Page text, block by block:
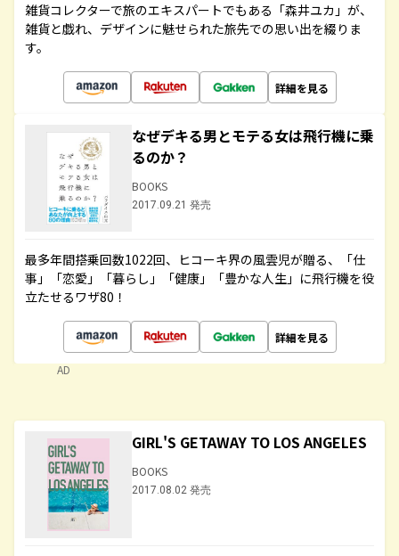
雑貨コレクターで旅のエキスパートでもある「森井ユカ」が、
雑貨と戯れ、デザインに魅せられた旅先での思い出を綴りま
す。
詳細を見る
なぜデキる男とモテる女は飛行機に乗
るのか？
BOOKS
2017.09.21 発売
最多年間搭乗回数1022回、ヒコーキ界の風雲児が贈る、「仕
事」「恋愛」「暮らし」「健康」「豊かな人生」に飛行機を役
立たせるワザ80！
詳細を見る
AD
GIRL'S GETAWAY TO LOS ANGELES
BOOKS
2017.08.02 発売